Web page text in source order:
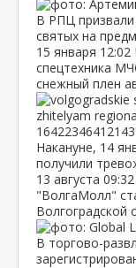
В РПЦ
святых на
15 января 12:02
спецтехника
снежный плен
Накануне, 14
получили
13 августа 09:32
"ВолгаМолл"
Волгоградской
В торгово-